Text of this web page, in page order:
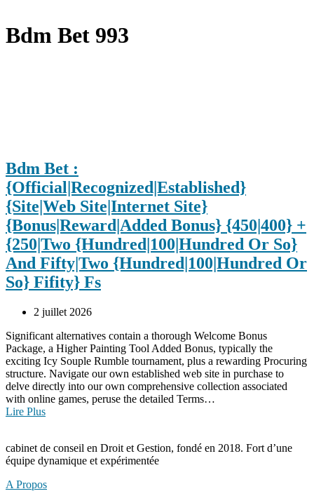
Bdm Bet 993
Bdm Bet :
{Official|Recognized|Established}
{Site|Web Site|Internet Site}
{Bonus|Reward|Added Bonus} {450|400} +
{250|Two {Hundred|100|Hundred Or So}
And Fifty|Two {Hundred|100|Hundred Or
So} Fifity} Fs
2 juillet 2026
Significant alternatives contain a thorough Welcome Bonus
Package, a Higher Painting Tool Added Bonus, typically the
exciting Icy Souple Rumble tournament, plus a rewarding Procuring
structure. Navigate our own established web site in purchase to
delve directly into our own comprehensive collection associated
with online games, peruse the detailed Terms…
Lire Plus
cabinet de conseil en Droit et Gestion, fondé en 2018. Fort d’une
équipe dynamique et expérimentée
A Propos